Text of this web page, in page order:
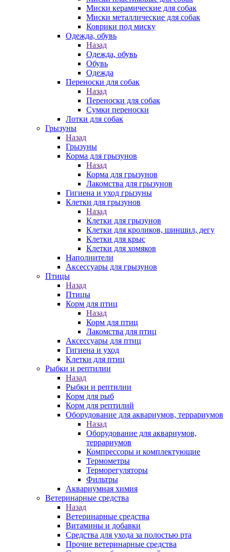
Миски керамические для собак
Миски металлические для собак
Коврики под миску
Одежда, обувь
Назад
Одежда, обувь
Обувь
Одежда
Переноски для собак
Назад
Переноски для собак
Сумки переноски
Лотки для собак
Грызуны
Назад
Грызуны
Корма для грызунов
Назад
Корма для грызунов
Лакомства для грызунов
Гигиена и уход грызуны
Клетки для грызунов
Назад
Клетки для грызунов
Клетки для кроликов, шиншил, дегу
Клетки для крыс
Клетки для хомяков
Наполнители
Аксессуары для грызунов
Птицы
Назад
Птицы
Корм для птиц
Назад
Корм для птиц
Лакомства для птиц
Аксессуары для птиц
Гигиена и уход
Клетки для птиц
Рыбки и рептилии
Назад
Рыбки и рептилии
Корм для рыб
Корм для рептилий
Оборудование для аквариумов, террариумов
Назад
Оборудование для аквариумов,
террариумов
Компрессоры и комплектующие
Термометры
Терморегуляторы
Фильтры
Аквариумная химия
Ветеринарные средства
Назад
Ветеринарные средства
Витамины и добавки
Средства для ухода за полостью рта
Прочие ветеринарные средства